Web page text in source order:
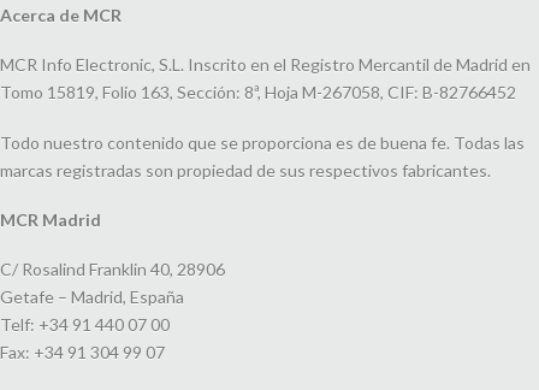
Acerca de MCR
MCR Info Electronic, S.L. Inscrito en el Registro Mercantil de Madrid en
Tomo 15819, Folio 163, Sección: 8ª, Hoja M-267058, CIF: B-82766452
Todo nuestro contenido que se proporciona es de buena fe. Todas las
marcas registradas son propiedad de sus respectivos fabricantes.
MCR Madrid
C/ Rosalind Franklin 40, 28906
Getafe – Madrid, España
Telf: +34 91 440 07 00
Fax: +34 91 304 99 07